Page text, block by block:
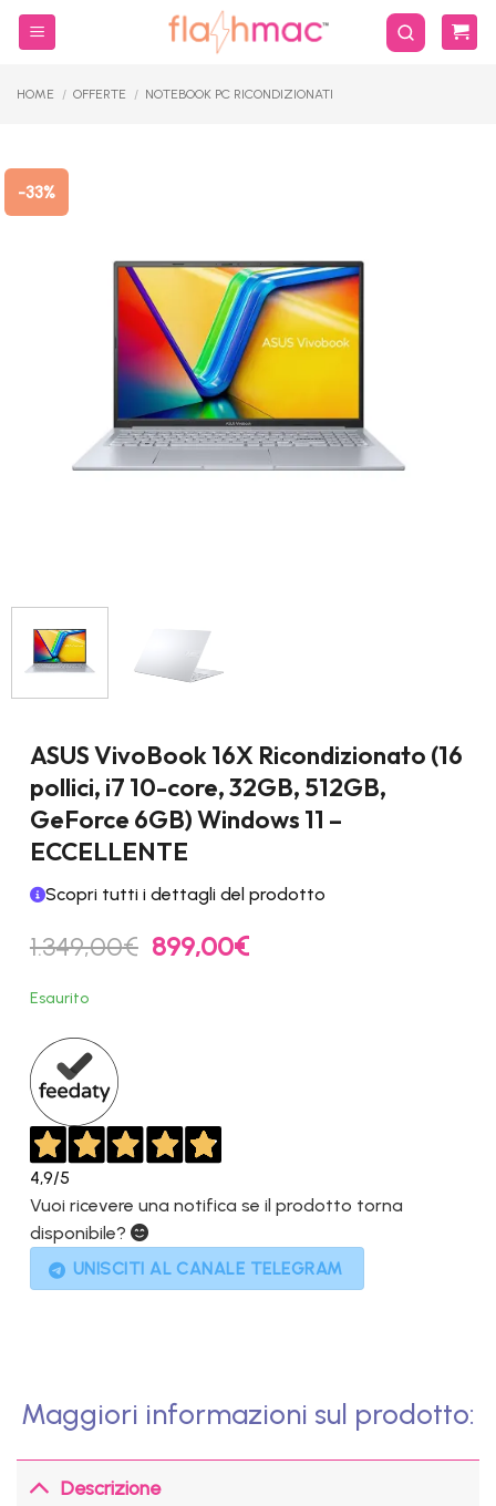
Salta
HOME / OFFERTE / NOTEBOOK PC RICONDIZIONATI
-33%
ASUS VivoBook 16X Ricondizionato (16
pollici, i7 10-core, 32GB, 512GB,
GeForce 6GB) Windows 11 –
ECCELLENTE
Scopri tutti i dettagli del prodotto
1.349,00€ Il
prezzo
899,00€Il
Esaurito
4,9/5
Vuoi ricevere una notifica se il prodotto torna
disponibile?
UNISCITI AL CANALE TELEGRAM
Maggiori informazioni sul prodotto:
Descrizione